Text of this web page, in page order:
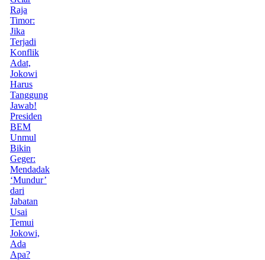
Raja
Timor:
Jika
Terjadi
Konflik
Adat,
Jokowi
Harus
Tanggung
Jawab!
Presiden
BEM
Unmul
Bikin
Geger:
Mendadak
‘Mundur’
dari
Jabatan
Usai
Temui
Jokowi,
Ada
Apa?